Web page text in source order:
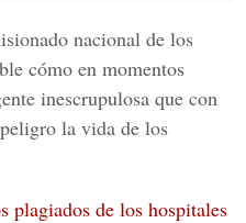
nacional de los
cómo en momentos
inescrupulosa que con
la vida de los
plagiados de los hospitales